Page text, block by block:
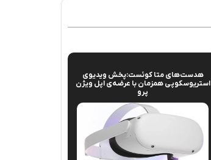
هدست‌های متا کوئست:پخش ویدیوی
استریوسکوپی همزمان با عرضه‌ی اپل ویژن
پرو